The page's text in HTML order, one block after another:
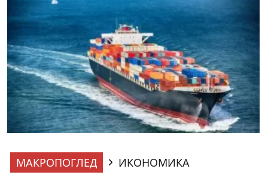
МАКРОПОГЛЕД
ИКОНОМИКА